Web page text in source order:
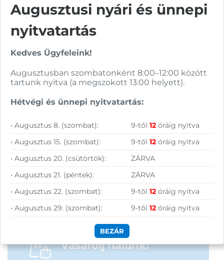
maximumot a tech-világ
lehetőségeiből!
Hírlevelünkről bármikor leiratkozhatsz.
Elfogadom azÁSZF
-ben található
Vásárolj nálunk!
Augusztusi nyári és ünnepi
nyitvatartás
Kedves Ügyfeleink!
Augusztusban szombatonként 8:00–12:00 között
tartunk nyitva (a megszokott 13:00 helyett).
Hétvégi és ünnepi nyitvatartás:
• Augusztus 8. (szombat): 9-től12 óráig nyitva
• Augusztus 15. (szombat):
9-től12 óráig nyitva
• Augusztus 20. (csütörtök):
ZÁRVA
• Augusztus 21. (péntek):
ZÁRVA
• Augusztus 22. (szombat):
9-től12 óráig nyitva
• Augusztus 29. (szombat):
9-től12 óráig nyitva
BEZÁR